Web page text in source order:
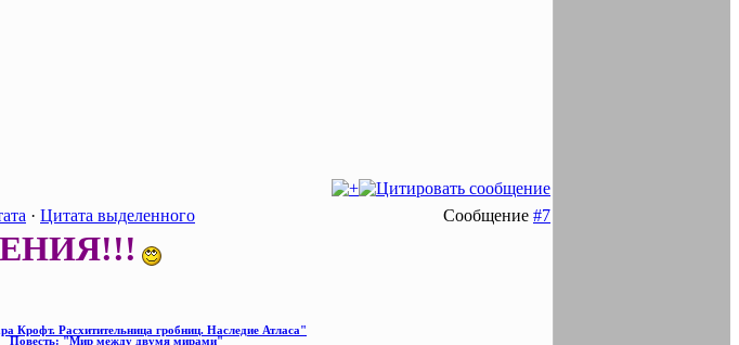
· Цитата выделенного Сообщение #7
Крофт. Расхитительница гробниц. Наследие Атласа"
Повесть: "Мир между двумя мирами"